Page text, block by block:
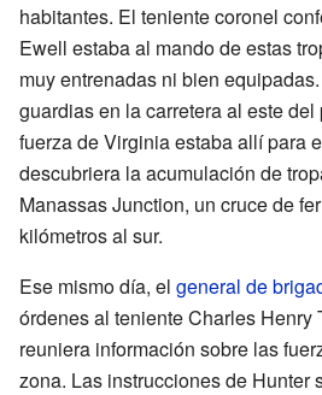
habitantes. El teniente coronel
Ewell estaba al mando de estas
muy entrenadas ni bien
guardias en la carretera al este
fuerza de Virginia estaba allí para
descubriera la acumulación de
Manassas Junction, un cruce de
kilómetros al sur.
Ese mismo día, el general de
órdenes al teniente Charles Henry
reuniera información sobre las
zona. Las instrucciones de Hunter